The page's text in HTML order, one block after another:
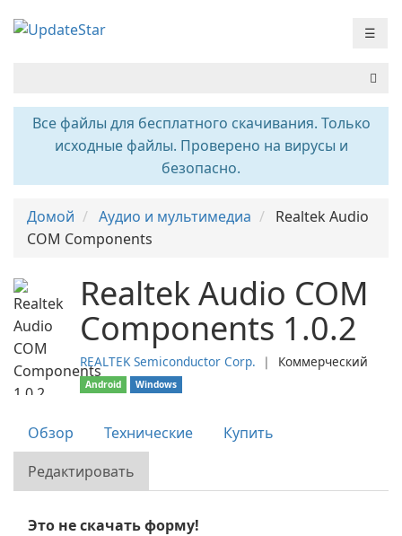
☰
Все файлы для бесплатного скачивания. Только
исходные файлы. Проверено на вирусы и
безопасно.
Домой Аудио и мультимедиа
Realtek Audio
COM Components
Realtek Audio COM
Components 1.0.2
REALTEK Semiconductor Corp. ❘ Коммерческий
Android Windows
Обзор Технические
Купить
Редактировать
Это не скачать форму!